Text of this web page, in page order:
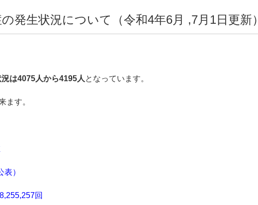
発生状況について（令和4年6月 ,7月1日更新）
況は4075人から4195人 となっています。
ます。
）
回